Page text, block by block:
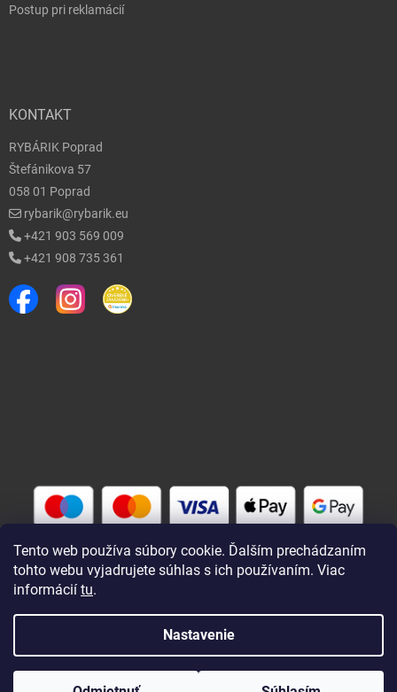
Tento web používa súbory cookie. Ďalším prechádzaním
tohto webu vyjadrujete súhlas s ich používaním. Viac
informácií tu.
Nastavenie
Postup pri reklamácií
KONTAKT
RYBÁRIK Poprad
Štefánikova 57
058 01 Poprad
rybarik@rybarik.eu
+421 903 569 009
+421 908 735 361
Rybárik eu - rybárske potreby